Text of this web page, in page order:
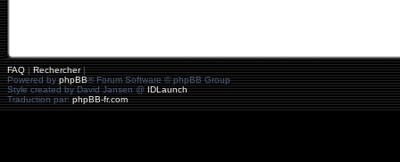
FAQ|Rechercher|
Powered byphpBB® Forum Software © phpBB Group
Style created by David Jansen @IDLaunch
Traduction par:phpBB-fr.com